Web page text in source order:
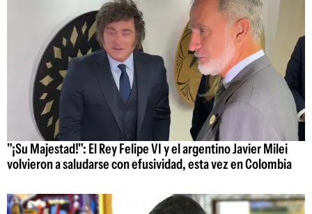
"¡Su Majestad!": El Rey Felipe VI y el argentino Javier Milei
volvieron a saludarse con efusividad, esta vez en Colombia